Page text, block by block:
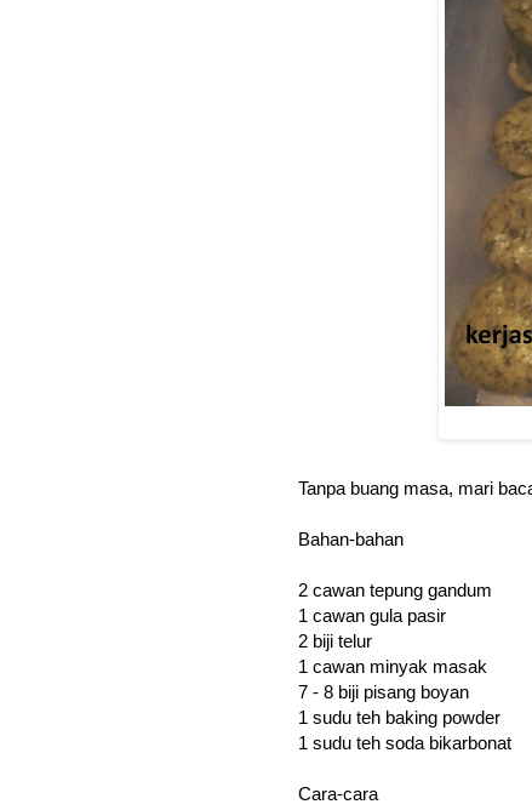
Tanpa buang masa, mari
Bahan-bahan
2 cawan tepung gandum
1 cawan gula pasir
2 biji telur
1 cawan minyak masak
7 - 8 biji pisang boyan
1 sudu teh baking powder
1 sudu teh soda bikarbonat
Cara-cara